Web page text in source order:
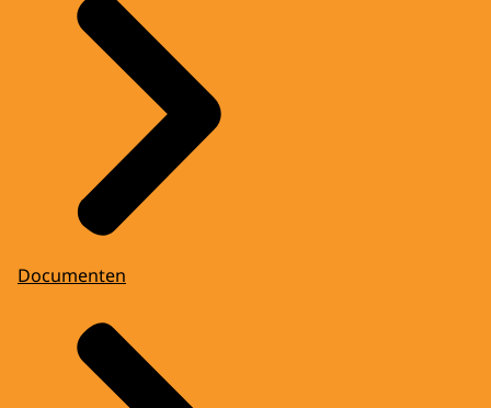
Documenten